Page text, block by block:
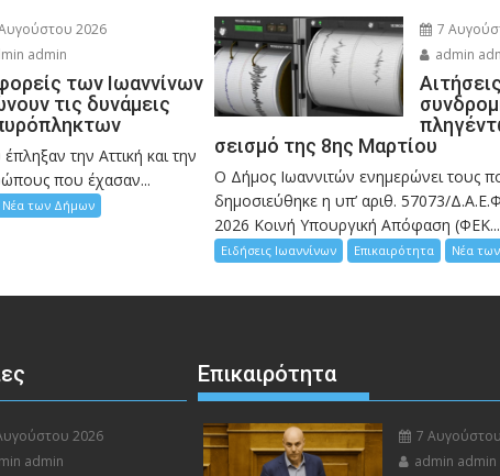
2026
admin
των Ιωαννίνων
τις δυνάμεις
την Αττική και την
που έχασαν...
Νέα των Δήμων
7
admin
σεισμό της 8ης Μαρτίου
Ο Δήμος Ιωαννιτών ενημερώνει τους
δημοσιεύθηκε η υπ’ αριθ. 57073/
2026 Κοινή Υπουργική Απόφαση (ΦΕΚ...
Ειδήσεις Ιωαννίνων Επικαιρότητα Νέα
2026
admin
Επικαιρότητα
7
admin admin